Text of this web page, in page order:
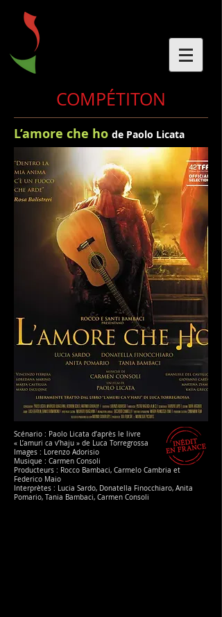
COMPÉTITON
L’amore che ho de Paolo Licata
Scénario : Paolo Licata d’après le livre
« L’amuri ca v’haju » de Luca Torregrossa
Images : Lorenzo Adorisio
Musique : Carmen Consoli
Producteurs : Rocco Bambaci, Carmelo Cambria et
Federico Maio
Interprètes : Lucia Sardo, Donatella Finocchiaro, Anita
Pomario, Tania Bambaci, Carmen Consoli